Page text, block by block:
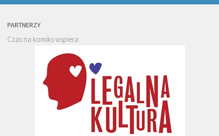
PARTNERZY
Czas na komiks wspiera: